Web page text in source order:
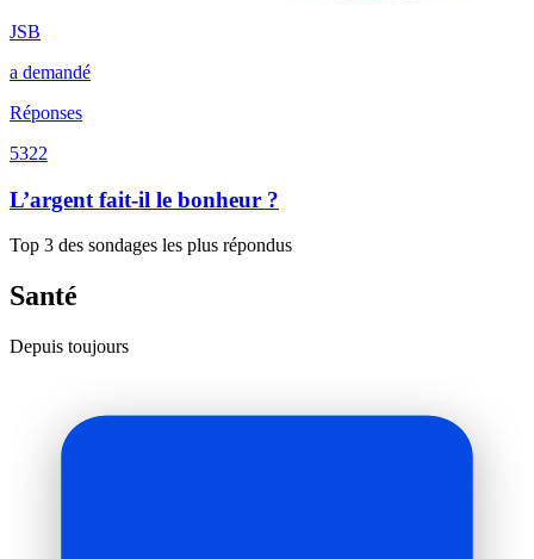
JSB
a demandé
Réponses
5322
L’argent fait-il le bonheur ?
Top 3 des sondages les plus répondus
Santé
Depuis toujours